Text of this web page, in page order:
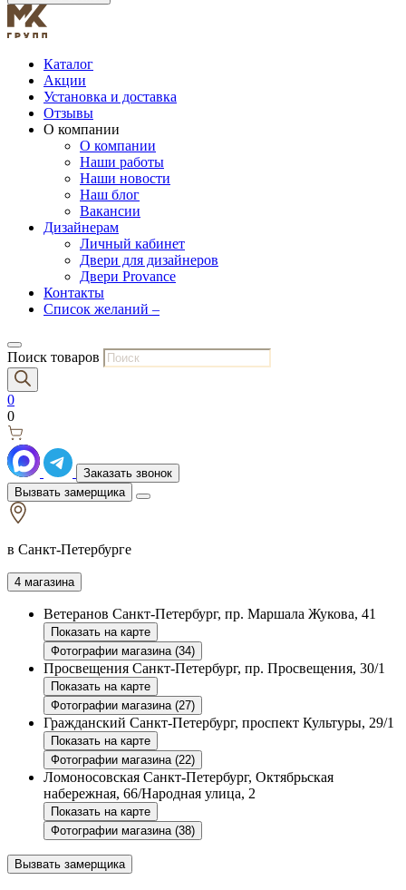
Каталог
Акции
Установка и доставка
Отзывы
О компании
О компании
Наши работы
Наши новости
Наш блог
Вакансии
Дизайнерам
Личный кабинет
Двери для дизайнеров
Двери Provance
Контакты
Список желаний –
Поиск товаров
0
0
Заказать звонок
Вызвать замерщика
в Санкт-Петербурге
4 магазина
Ветеранов Санкт-Петербург, пр. Маршала Жукова, 41
Показать на карте
Фотографии магазина (34)
Просвещения Санкт-Петербург, пр. Просвещения, 30/1
Показать на карте
Фотографии магазина (27)
Гражданский Санкт-Петербург, проспект Культуры, 29/1
Показать на карте
Фотографии магазина (22)
Ломоносовская Санкт-Петербург, Октябрьская
набережная, 66/Народная улица, 2
Показать на карте
Фотографии магазина (38)
Вызвать замерщика